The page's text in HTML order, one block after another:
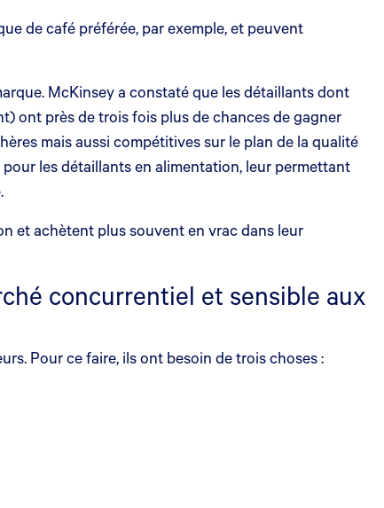
de café préférée, par exemple, et peuvent
McKinsey a constaté que les détaillants dont
ont près de trois fois plus de chances de gagner
mais aussi compétitives sur le plan de la qualité
les détaillants en alimentation, leur permettant
et achètent plus souvent en vrac dans leur
concurrentiel et sensible aux
Pour ce faire, ils ont besoin de trois choses :